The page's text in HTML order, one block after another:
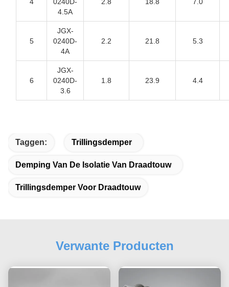
4
0240D-
4.5A
2.8 18.8 7.0
5
JGX-
0240D-
4A
2.2 21.8 5.3
6
JGX-
0240D-
3.6
1.8 23.9 4.4
Taggen: Trillingsdemper
Demping Van De Isolatie Van Draadtouw
Trillingsdemper Voor Draadtouw
Verwante Producten